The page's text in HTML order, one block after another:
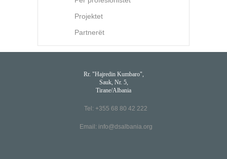
Projektet
Partnerët
Rr. "Hajredin Kumbaro",
Sauk, Nr. 5,
Tirane/Albania
Tel: +355 68 80 42 222
Email: info@dsalbania.org